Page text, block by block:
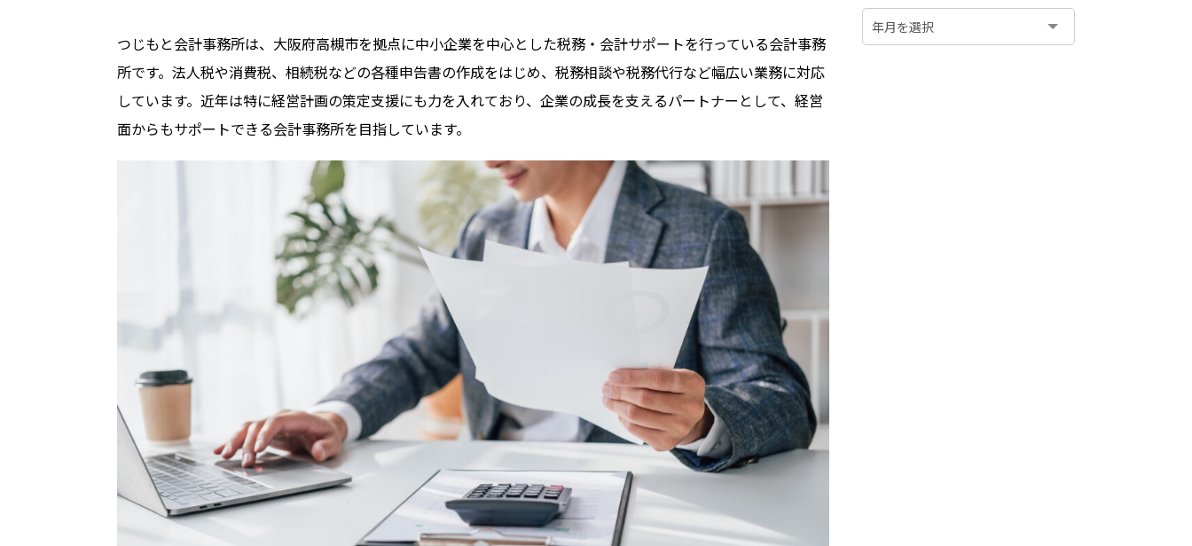
つじもと会計事務所は、大阪府高槻市を拠点に中小企業を中心とした税務・会計サポートを行っている会計事務
所です。法人税や消費税、相続税などの各種申告書の作成をはじめ、税務相談や税務代行など幅広い業務に対応
しています。近年は特に経営計画の策定支援にも力を入れており、企業の成長を支えるパートナーとして、経営
面からもサポートできる会計事務所を目指しています。